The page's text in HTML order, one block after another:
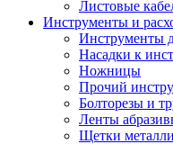
Листовые
Инструменты и
Инструменты
Насадки к
Ножницы
Прочий
Болторезы и
Ленты
Щетки